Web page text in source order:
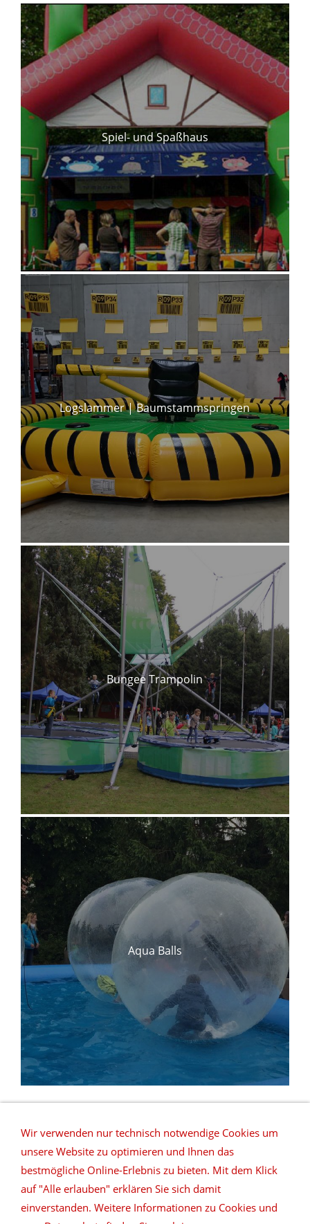
Spiel- und Spaßhaus
Logslammer | Baumstammspringen
Bungee Trampolin
Aqua Balls
REFERENZEN NETZWERK
DATENSCHUTZ
Wir verwenden nur technisch notwendige Cookies um
unsere Website zu optimieren und Ihnen das
bestmögliche Online-Erlebnis zu bieten. Mit dem Klick
auf "Alle erlauben" erklären Sie sich damit
einverstanden. Weitere Informationen zu Cookies und